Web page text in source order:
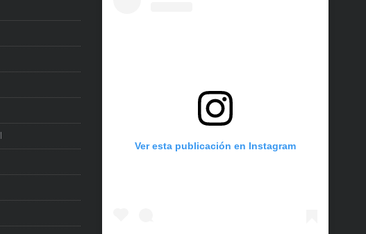
Ver esta publicación en Instagram